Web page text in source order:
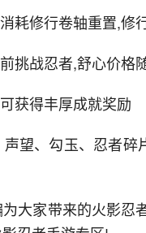
耗修行卷轴重置,修
挑战忍者,舒心价格
获得丰厚成就奖励
望、勾玉、忍者
大家带来的火影